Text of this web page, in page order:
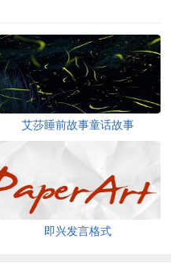
艾莎睡前故事童话故事
即兴发言格式